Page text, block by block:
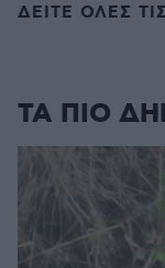
ΔΕΙΤΕ ΟΛΕΣ
ΤΑ ΠΙΟ